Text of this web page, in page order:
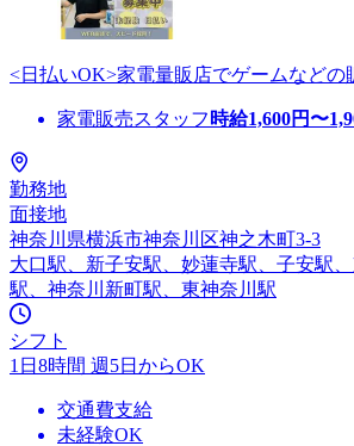
<日払いOK>家電量販店でゲームなど
家電販売スタッフ 時給1,600円〜
勤務地
面接地
神奈川県横浜市神奈川区神之木町3-3
大口駅、新子安駅、妙蓮寺駅、子安駅
駅、神奈川新町駅、東神奈川駅
シフト
1日8時間 週5日からOK
交通費支給
未経験OK